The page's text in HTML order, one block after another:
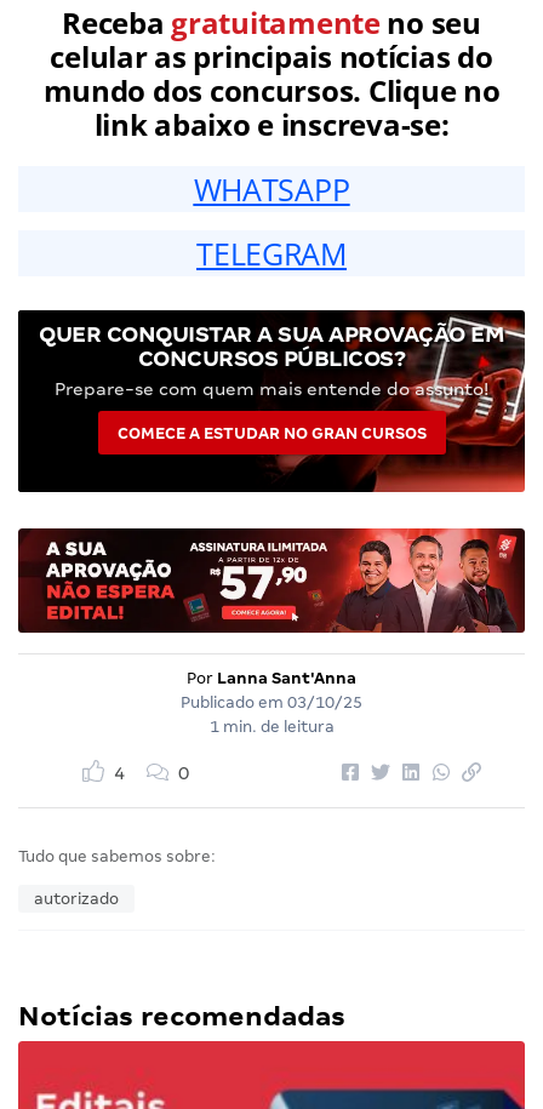
Receba gratuitamenteno seu
celular as principais notícias do
mundo dos concursos. Clique no
link abaixo e inscreva-se:
WHATSAPP
TELEGRAM
QUER CONQUISTAR A SUA APROVAÇÃO EM
CONCURSOS PÚBLICOS?
Prepare-se com quem mais entende do assunto!
COMECE A ESTUDAR NO GRAN CURSOS
Por Lanna Sant'Anna
Publicado em 03/10/25
1 min. de leitura
4 0
Tudo que sabemos sobre:
autorizado
Notícias recomendadas